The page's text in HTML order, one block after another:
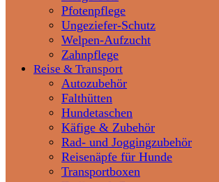
Pfotenpflege
Ungeziefer-Schutz
Welpen-Aufzucht
Zahnpflege
Reise & Transport
Autozubehör
Falthütten
Hundetaschen
Käfige & Zubehör
Rad- und Joggingzubehör
Reisenäpfe für Hunde
Transportboxen